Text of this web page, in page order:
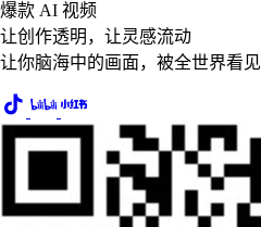
爆款 AI 视频
让创作透明，让灵感流动
让你脑海中的画面，被全世界看见